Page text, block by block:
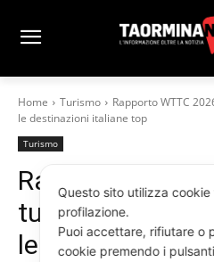
Home Turismo
Rapporto WTTC
le destinazioni italiane top
Turismo
Rapporto WTTC
turismo cresce,
le destinazioni
Questo sito utilizza
profilazione.
Puoi accettare, rifiutare o
cookie premendo i